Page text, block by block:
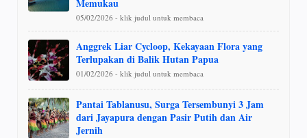
Memukau
05/02/2026 - klik judul untuk membaca
Anggrek Liar Cycloop, Kekayaan Flora yang
Terlupakan di Balik Hutan Papua
01/02/2026 - klik judul untuk membaca
Pantai Tablanusu, Surga Tersembunyi 3 Jam
dari Jayapura dengan Pasir Putih dan Air
Jernih